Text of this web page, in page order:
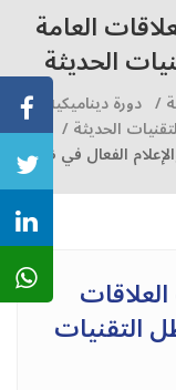
العامة
الحديثة
/ دورة ديناميكية
الحديثة /
الفعال في ظل
التقنيات